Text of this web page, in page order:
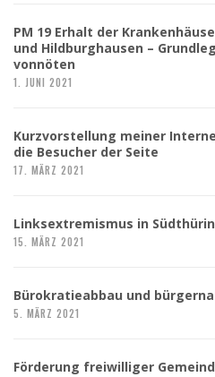
PM 19 Erhalt der
und Hildburghausen –
vonnöten
1. JUNI 2021
Kurzvorstellung meiner
die Besucher der Seite
17. MÄRZ 2021
Linksextremismus in
15. MÄRZ 2021
Bürokratieabbau und
5. MÄRZ 2021
Förderung freiwilliger